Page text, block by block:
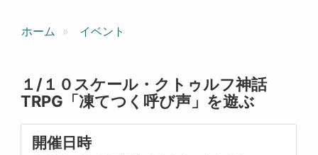
ホーム イベント
１/１０スケール・クトゥルフ神話
TRPG「凍てつく呼び声」を遊ぶ
開催日時